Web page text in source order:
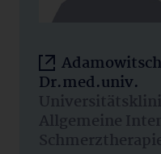
Dr.med.univ.
Allgemeine